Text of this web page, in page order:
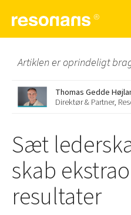
Artiklen er oprindeligt
Thomas Gedde
Direktør & Partner,
Sæt
skab
resultater